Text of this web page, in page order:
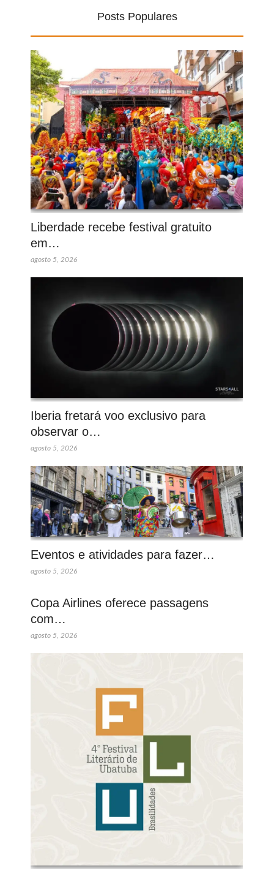
Posts Populares
Liberdade recebe festival gratuito
em…
agosto 5, 2026
Iberia fretará voo exclusivo para
observar o…
agosto 5, 2026
Eventos e atividades para fazer…
agosto 5, 2026
Copa Airlines oferece passagens
com…
agosto 5, 2026